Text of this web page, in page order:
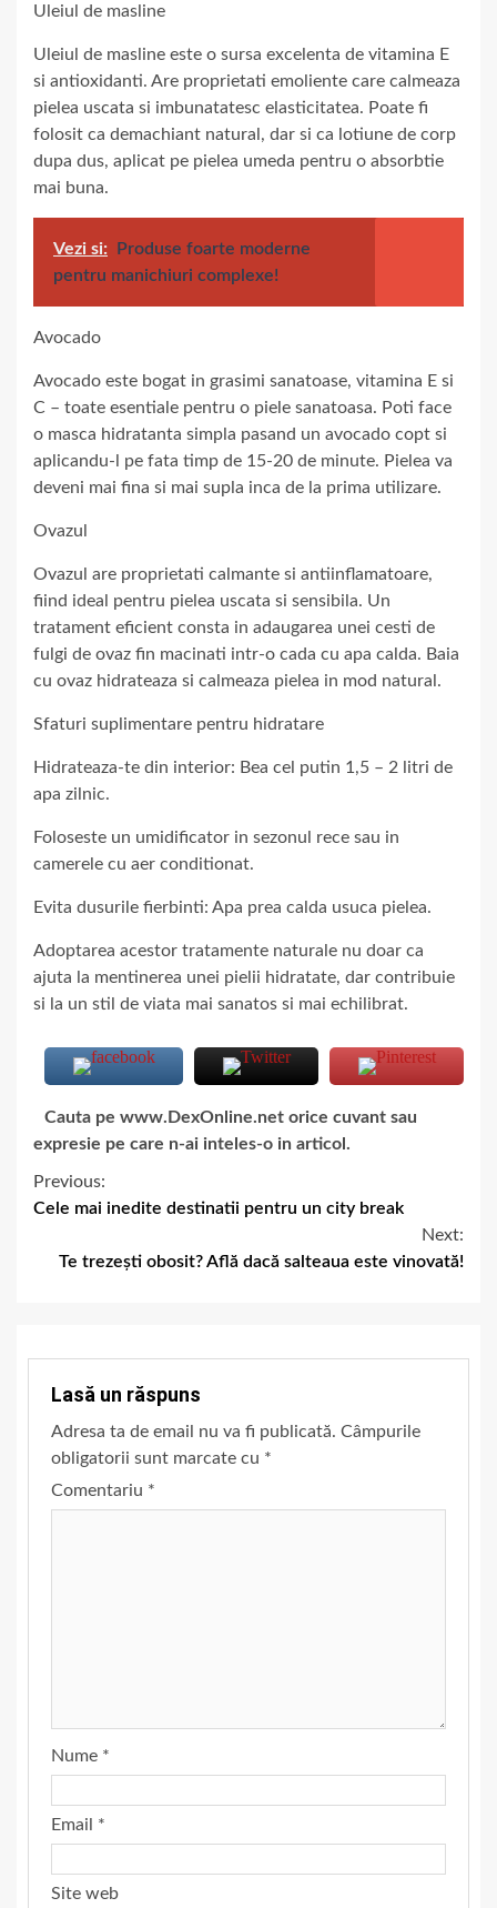
Uleiul de masline
Uleiul de masline este o sursa excelenta de vitamina E
si antioxidanti. Are proprietati emoliente care calmeaza
pielea uscata si imbunatatesc elasticitatea. Poate fi
folosit ca demachiant natural, dar si ca lotiune de corp
dupa dus, aplicat pe pielea umeda pentru o absorbtie
mai buna.
Vezi si:
Produse foarte moderne
pentru manichiuri complexe!
Avocado
Avocado este bogat in grasimi sanatoase, vitamina E si
C – toate esentiale pentru o piele sanatoasa. Poti face
o masca hidratanta simpla pasand un avocado copt si
aplicandu-l pe fata timp de 15-20 de minute. Pielea va
deveni mai fina si mai supla inca de la prima utilizare.
Ovazul
Ovazul are proprietati calmante si antiinflamatoare,
fiind ideal pentru pielea uscata si sensibila. Un
tratament eficient consta in adaugarea unei cesti de
fulgi de ovaz fin macinati intr-o cada cu apa calda. Baia
cu ovaz hidrateaza si calmeaza pielea in mod natural.
Sfaturi suplimentare pentru hidratare
Hidrateaza-te din interior: Bea cel putin 1,5 – 2 litri de
apa zilnic.
Foloseste un umidificator in sezonul rece sau in
camerele cu aer conditionat.
Evita dusurile fierbinti: Apa prea calda usuca pielea.
Adoptarea acestor tratamente naturale nu doar ca
ajuta la mentinerea unei pielii hidratate, dar contribuie
si la un stil de viata mai sanatos si mai echilibrat.
Cauta pe www.DexOnline.net orice cuvant sau
expresie pe care n-ai inteles-o in articol.
Previous:
Cele mai inedite destinatii pentru un city break
Next:
Te trezești obosit? Află dacă salteaua este vinovată!
Lasă un răspuns
Adresa ta de email nu va fi publicată. Câmpurile
obligatorii sunt marcate cu *
Comentariu *
Nume *
Email *
Site web